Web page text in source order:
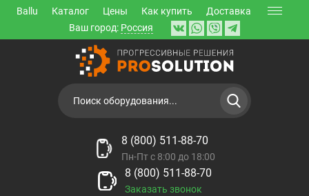
Ballu Каталог Цены Как купить
Доставка
Ваш город: Россия
8 (800) 511-88-70
Пн-Пт с 8:00 до 18:00
8 (800) 511-88-70
Заказать звонок